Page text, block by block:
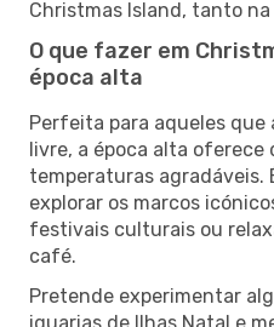
Christmas Island, tanto
O que fazer em
época alta
Perfeita para aqueles que
livre, a época alta oferece
temperaturas agradáveis.
explorar os marcos
festivais culturais ou
café.
Pretende experimentar